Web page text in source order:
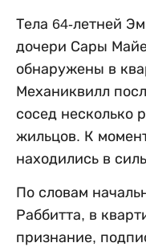
Тела 64-летней
дочери Сары
обнаружены в
Механиквилл
сосед несколько
жильцов. К
находились в
По словам
Раббитта, в
признание,